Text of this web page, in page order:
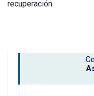
recuperación.